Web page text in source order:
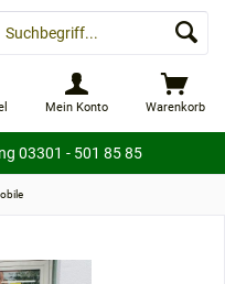
03301 - 501 85 85
Warenkorb
Mein Konto